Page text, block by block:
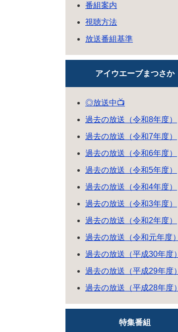
番組案内
視聴方法
放送番組基準
アイウエーブまつさか
◎放送中📺
過去の放送（令和8年度）
過去の放送（令和7年度）
過去の放送（令和6年度）
過去の放送（令和5年度）
過去の放送（令和4年度）
過去の放送（令和3年度）
過去の放送（令和2年度）
過去の放送（令和元年度）
過去の放送（平成30年度）
過去の放送（平成29年度）
過去の放送（平成28年度）
特集番組